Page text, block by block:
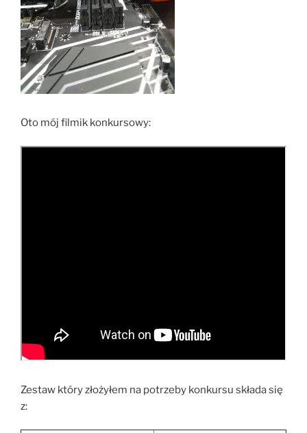
Oto mój filmik konkursowy:
Zestaw który złożyłem na potrzeby konkursu składa się
z: